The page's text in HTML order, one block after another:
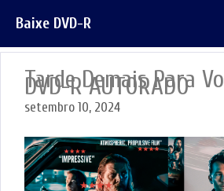
para
o
conteúdo
Baixe DVD-R
Tarde Demais Para
DVD-R AUTORADO
setembro 10, 2024